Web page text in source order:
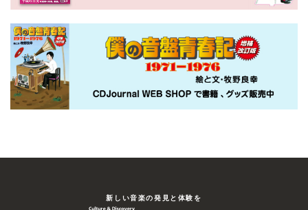
新しい⾳楽の発⾒と体験を